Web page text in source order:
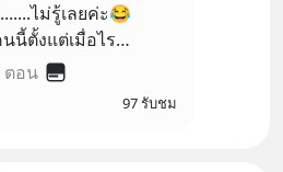
ไม่รู้เลยค่ะ😂
นี้ตั้งแต่เมื่อไร
ดูซีรี่เกาหลีที่
ก็ตกหลุมรัก
อกก็มีอาการ
ตอน
97 รับชม